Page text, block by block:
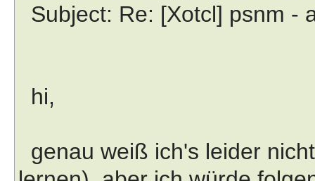
Subject: Re: [Xotcl] psnm -
hi,
genau weiß ich's leider